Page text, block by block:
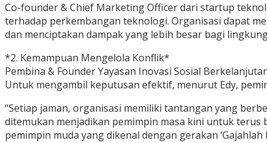
Co-founder & Chief Marketing Officer dari startup
terhadap perkembangan teknologi. Organisasi dapat
dan menciptakan dampak yang lebih besar bagi
*2. Kemampuan Mengelola Konflik*
Pembina & Founder Yayasan Inovasi Sosial
Untuk mengambil keputusan efektif, menurut Edy,
“Setiap jaman, organisasi memiliki tantangan yang
ditemukan menjadikan pemimpin masa kini untuk terus
pemimpin muda yang dikenal dengan gerakan ‘Gajahlah